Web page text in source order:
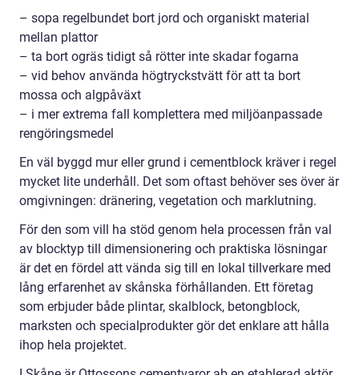
– sopa regelbundet bort jord och organiskt material
mellan plattor
– ta bort ogräs tidigt så rötter inte skadar fogarna
– vid behov använda högtryckstvätt för att ta bort
mossa och algpåväxt
– i mer extrema fall komplettera med miljöanpassade
rengöringsmedel
En väl byggd mur eller grund i cementblock kräver i regel
mycket lite underhåll. Det som oftast behöver ses över är
omgivningen: dränering, vegetation och marklutning.
För den som vill ha stöd genom hela processen från val
av blocktyp till dimensionering och praktiska lösningar
är det en fördel att vända sig till en lokal tillverkare med
lång erfarenhet av skånska förhållanden. Ett företag
som erbjuder både plintar, skalblock, betongblock,
marksten och specialprodukter gör det enklare att hålla
ihop hela projektet.